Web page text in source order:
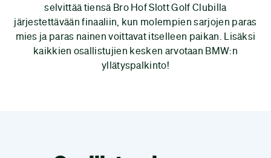
selvittää tiensä Bro Hof Slott Golf Clubilla
järjestettävään finaaliin, kun molempien sarjojen paras
mies ja paras nainen voittavat itselleen paikan. Lisäksi
kaikkien osallistujien kesken arvotaan BMW:n
yllätyspalkinto!